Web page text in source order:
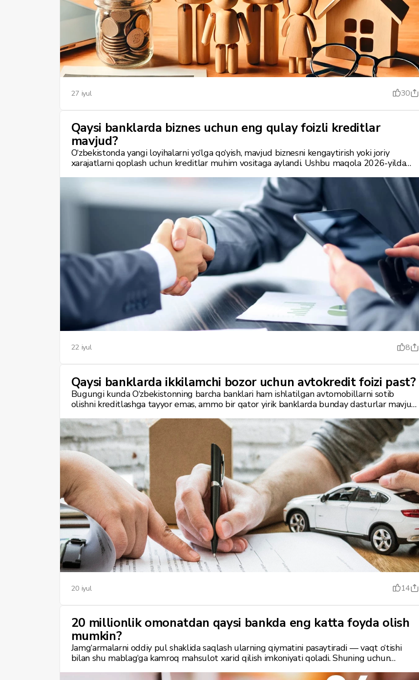
27 iyul 30
Qaysi banklarda biznes uchun eng qulay foizli kreditlar
mavjud?
O‘zbekistonda yangi loyihalarni yo‘lga qo‘yish, mavjud biznesni kengaytirish yoki joriy
xarajatlarni qoplash uchun kreditlar muhim vositaga aylandi. Ushbu maqola 2026-yilda
rasmiylashtirish jarayoni va eng muhimi, qanday qilib eng qulay shartlarni topish bo‘yicha
amaliy maslahatlarni taqdim etadi.
22 iyul 8
Qaysi banklarda ikkilamchi bozor uchun avtokredit foizi past?
Bugungi kunda O‘zbekistonning barcha banklari ham ishlatilgan avtomobillarni sotib
olishni kreditlashga tayyor emas, ammo bir qator yirik banklarda bunday dasturlar mavjud.
boshlang‘ich to‘lov bilan) yillik 35–36% gacha o‘zgarib turadi. Kreditlash muddatlari
odatda 1–5 yilni tashkil etadi, minimal boshlang‘ich to‘lov esa, muayyan bank shartlariga
qarab, mashina qiymatining 10% dan 50% gacha bo‘lishi mumkin.
20 iyul 14
20 millionlik omonatdan qaysi bankda eng katta foyda olish
mumkin?
Jamg‘armalarni oddiy pul shaklida saqlash ularning qiymatini pasaytiradi — vaqt o‘tishi
bilan shu mablag‘ga kamroq mahsulot xarid qilish imkoniyati qoladi. Shuning uchun